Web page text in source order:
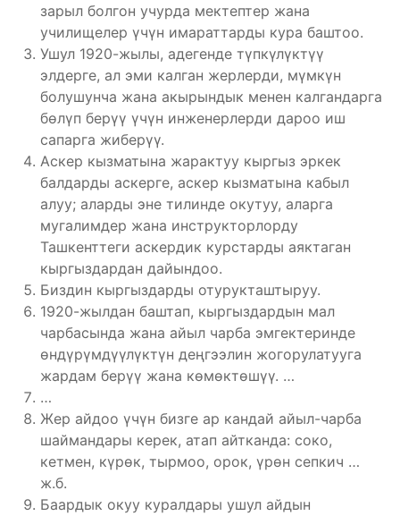
зарыл болгон учурда мектептер жана
училищелер үчүн имараттарды кура баштоо.
Ушул 1920-жылы, адегенде түпкүлүктүү
элдерге, ал эми калган жерлерди, мүмкүн
болушунча жана акырындык менен калгандарга
бөлүп берүү үчүн инженерлерди дароо иш
сапарга жиберүү.
Аскер кызматына жарактуу кыргыз эркек
балдарды аскерге, аскер кызматына кабыл
алуу; аларды эне тилинде окутуу, аларга
мугалимдер жана инструкторлорду
Ташкенттеги аскердик курстарды аяктаган
кыргыздардан дайындоо.
Биздин кыргыздарды отурукташтыруу.
1920-жылдан баштап, кыргыздардын мал
чарбасында жана айыл чарба эмгектеринде
өндүрүмдүүлүктүн деңгээлин жогорулатууга
жардам берүү жана көмөктөшүү. …
…
Жер айдоо үчүн бизге ар кандай айыл-чарба
шаймандары керек, атап айтканда: соко,
кетмен, күрөк, тырмоо, орок, үрөн сепкич …
ж.б.
Баардык окуу куралдары ушул айдын